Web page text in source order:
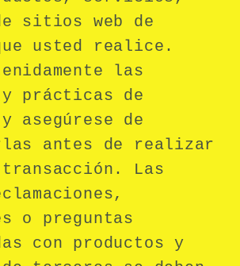
sitios web de
usted realice.
las
prácticas de
asegúrese de
antes de realizar
Las
o preguntas
con productos y